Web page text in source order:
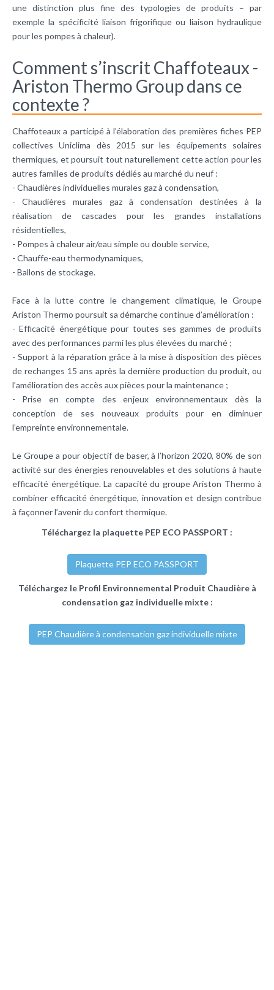
une distinction plus fine des typologies de produits – par
exemple la spécificité liaison frigorifique ou liaison hydraulique
pour les pompes à chaleur).
Comment s’inscrit Chaffoteaux -
Ariston Thermo Group dans ce
contexte ?
Chaffoteaux a participé à l’élaboration des premières fiches PEP
collectives Uniclima dès 2015 sur les équipements solaires
thermiques, et poursuit tout naturellement cette action pour les
autres familles de produits dédiés au marché du neuf :
- Chaudières individuelles murales gaz à condensation,
- Chaudières murales gaz à condensation destinées à la
réalisation de cascades pour les grandes installations
résidentielles,
- Pompes à chaleur air/eau simple ou double service,
- Chauffe-eau thermodynamiques,
- Ballons de stockage.
Face à la lutte contre le changement climatique, le Groupe
Ariston Thermo poursuit sa démarche continue d’amélioration :
- Efficacité énergétique pour toutes ses gammes de produits
avec des performances parmi les plus élevées du marché ;
- Support à la réparation grâce à la mise à disposition des pièces
de rechanges 15 ans après la dernière production du produit, ou
l’amélioration des accès aux pièces pour la maintenance ;
- Prise en compte des enjeux environnementaux dès la
conception de ses nouveaux produits pour en diminuer
l’empreinte environnementale.
Le Groupe a pour objectif de baser, à l’horizon 2020, 80% de son
activité sur des énergies renouvelables et des solutions à haute
efficacité énergétique. La capacité du groupe Ariston Thermo à
combiner efficacité énergétique, innovation et design contribue
à façonner l’avenir du confort thermique.
Téléchargez la plaquette PEP ECO PASSPORT :
Plaquette PEP ECO PASSPORT
Téléchargez le Profil Environnemental Produit Chaudière à
condensation gaz individuelle mixte :
PEP Chaudière à condensation gaz individuelle mixte